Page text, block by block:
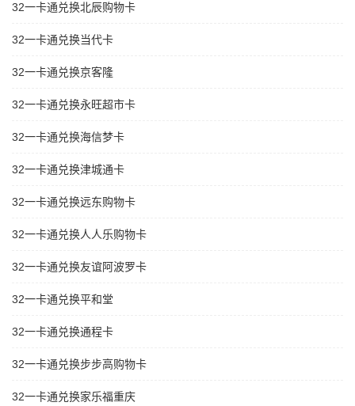
32一卡通兑换北辰购物卡
32一卡通兑换当代卡
32一卡通兑换京客隆
32一卡通兑换永旺超市卡
32一卡通兑换海信梦卡
32一卡通兑换津城通卡
32一卡通兑换远东购物卡
32一卡通兑换人人乐购物卡
32一卡通兑换友谊阿波罗卡
32一卡通兑换平和堂
32一卡通兑换通程卡
32一卡通兑换步步高购物卡
32一卡通兑换家乐福重庆